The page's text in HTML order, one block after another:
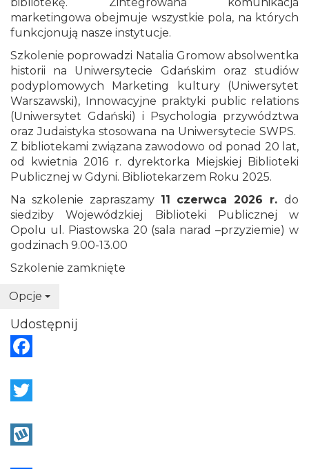
marketingowa obejmuje wszystkie pola, na których
funkcjonują nasze instytucje.
Szkolenie poprowadzi Natalia Gromow absolwentka
historii na Uniwersytecie Gdańskim oraz studiów
podyplomowych Marketing kultury (Uniwersytet
Warszawski), Innowacyjne praktyki public relations
(Uniwersytet Gdański) i Psychologia przywództwa
oraz Judaistyka stosowana na Uniwersytecie SWPS.
Z bibliotekami związana zawodowo od ponad 20 lat,
od kwietnia 2016 r. dyrektorka Miejskiej Biblioteki
Publicznej w Gdyni. Bibliotekarzem Roku 2025.
Na szkolenie zapraszamy 11 czerwca 2026 r.do
siedziby Wojewódzkiej Biblioteki Publicznej w
Opolu ul. Piastowska 20 (sala narad –przyziemie) w
godzinach 9.00-13.00
Szkolenie zamknięte
Opcje
Udostępnij
a
e
w